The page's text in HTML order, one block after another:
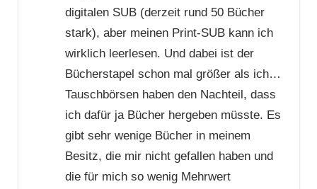
digitalen SUB (derzeit rund 50 Bücher
stark), aber meinen Print-SUB kann ich
wirklich leerlesen. Und dabei ist der
Bücherstapel schon mal größer als ich…
Tauschbörsen haben den Nachteil, dass
ich dafür ja Bücher hergeben müsste. Es
gibt sehr wenige Bücher in meinem
Besitz, die mir nicht gefallen haben und
die für mich so wenig Mehrwert